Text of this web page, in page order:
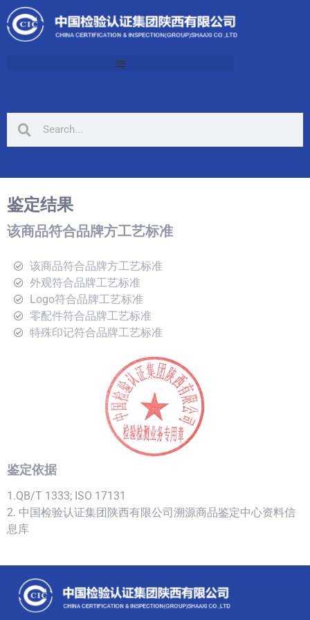
鉴定结果
该商品符合品牌方工艺标准
该商品符合品牌方工艺标准
外观符合品牌工艺标准
Logo符合品牌工艺标准
零配件符合品牌工艺标准
特殊印记符合品牌工艺标准
鉴定依据
1.QB/T 1333; ISO 17131
2. 中国检验认证集团陕西有限公司溯源商品鉴定中心资料信
息库